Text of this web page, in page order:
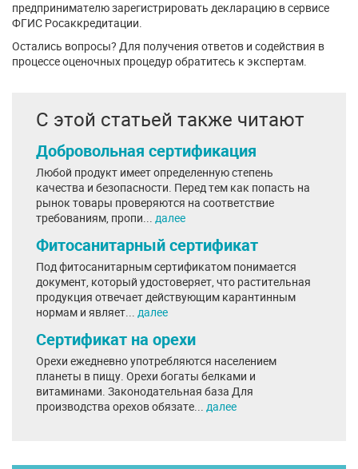
предпринимателю зарегистрировать декларацию в сервисе
ФГИС Росаккредитации.
Остались вопросы? Для получения ответов и содействия в
процессе оценочных процедур обратитесь к экспертам.
С этой статьей также читают
Добровольная сертификация
Любой продукт имеет определенную степень
качества и безопасности. Перед тем как попасть на
рынок товары проверяются на соответствие
требованиям, пропи... далее
Фитосанитарный сертификат
Под фитосанитарным сертификатом понимается
документ, который удостоверяет, что растительная
продукция отвечает действующим карантинным
нормам и являет... далее
Сертификат на орехи
Орехи ежедневно употребляются населением
планеты в пищу. Орехи богаты белками и
витаминами. Законодательная база Для
производства орехов обязате... далее